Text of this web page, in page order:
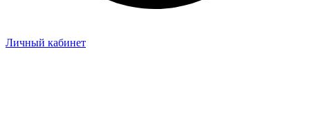
Личный кабинет